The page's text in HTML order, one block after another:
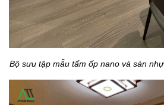
Bộ sưu tập mẫu tấm ốp nano và sàn